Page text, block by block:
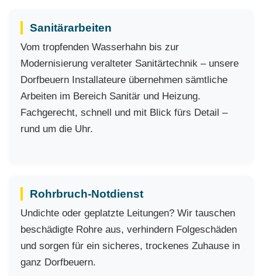
Sanitärarbeiten
Vom tropfenden Wasserhahn bis zur
Modernisierung veralteter Sanitärtechnik – unsere
Dorfbeuern Installateure übernehmen sämtliche
Arbeiten im Bereich Sanitär und Heizung.
Fachgerecht, schnell und mit Blick fürs Detail –
rund um die Uhr.
Rohrbruch-Notdienst
Undichte oder geplatzte Leitungen? Wir tauschen
beschädigte Rohre aus, verhindern Folgeschäden
und sorgen für ein sicheres, trockenes Zuhause in
ganz Dorfbeuern.